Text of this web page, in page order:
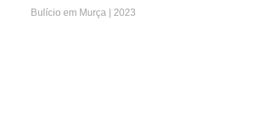
Bulício em Murça | 2023